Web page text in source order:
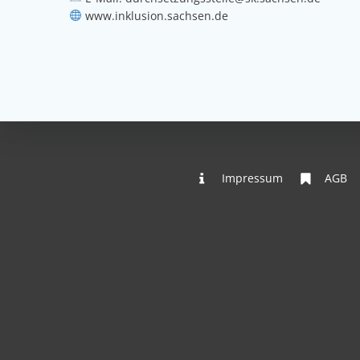
www.inklusion.sachsen.de
Impressum AGB
Wo
In einer schnelllebigen, technisierten Welt
Deutschlands mit Bergen, Seen und Landschaften